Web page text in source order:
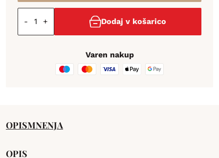
- + Dodaj v košarico
Varen nakup
OPISMNENJA
OPIS